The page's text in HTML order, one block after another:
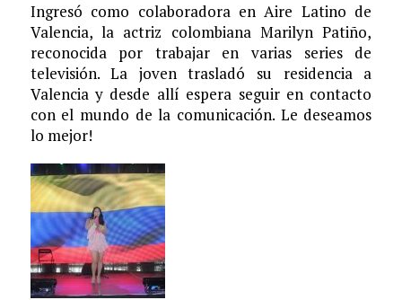
Ingresó como colaboradora en Aire Latino de
Valencia, la actriz colombiana Marilyn Patiño,
reconocida por trabajar en varias series de
televisión. La joven trasladó su residencia a
Valencia y desde allí espera seguir en contacto
con el mundo de la comunicación. Le deseamos
lo mejor!